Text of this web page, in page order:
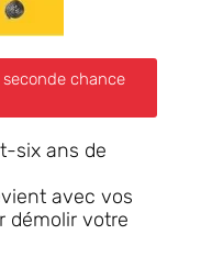
chance
six ans de
avec vos
démolir votre